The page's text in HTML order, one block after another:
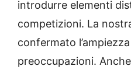
introdurre elementi
competizioni. La
confermato
preoccupazioni.